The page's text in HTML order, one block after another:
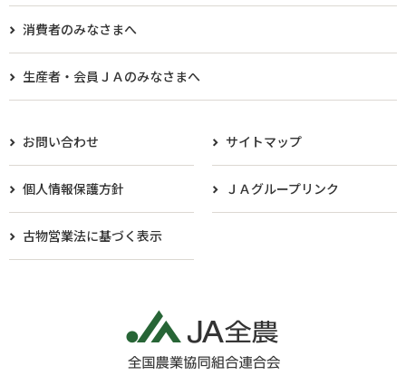
消費者のみなさまへ
生産者・会員ＪＡのみなさまへ​
お問い合わせ サイトマップ
個人情報保護方針 ＪＡグループリンク
古物営業法に基づく表示